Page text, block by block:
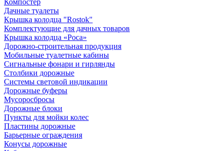
Компостер
Дачные туалеты
Крышка колодца "Rostok"
Комплектующие для дачных товаров
Крышка колодца «Роса»
Дорожно-строительная продукция
Мобильные туалетные кабины
Сигнальные фонари и гирлянды
Столбики дорожные
Системы световой индикации
Дорожные буферы
Мусоросбросы
Дорожные блоки
Пункты для мойки колес
Пластины дорожные
Барьерные ограждения
Конусы дорожные